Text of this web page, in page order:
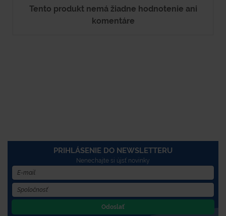
Tento produkt nemá žiadne hodnotenie ani
komentáre
PRIHLÁSENIE DO NEWSLETTERU
Nenechajte si újsť novinky
Odoslať